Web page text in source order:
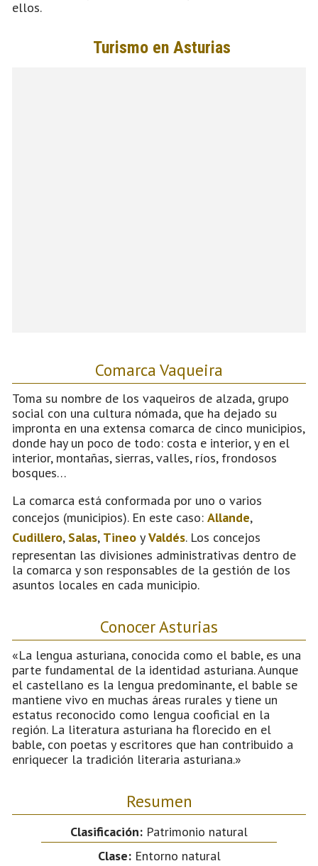
ellos.
Comarca Vaqueira
Toma su nombre de los vaqueiros de alzada, grupo
social con una cultura nómada, que ha dejado su
impronta en una extensa comarca de cinco municipios,
donde hay un poco de todo: costa e interior, y en el
interior, montañas, sierras, valles, ríos, frondosos
bosques…
La comarca está conformada por uno o varios
concejos (municipios). En este caso: Allande,
Cudillero, Salas, Tineo yValdés. Los concejos
representan las divisiones administrativas dentro de
la comarca y son responsables de la gestión de los
asuntos locales en cada municipio.
Conocer Asturias
«La lengua asturiana, conocida como el bable, es una
parte fundamental de la identidad asturiana. Aunque
el castellano es la lengua predominante, el bable se
mantiene vivo en muchas áreas rurales y tiene un
estatus reconocido como lengua cooficial en la
región. La literatura asturiana ha florecido en el
bable, con poetas y escritores que han contribuido a
enriquecer la tradición literaria asturiana.»
Resumen
Clasificación: Patrimonio natural
Clase:Entorno natural